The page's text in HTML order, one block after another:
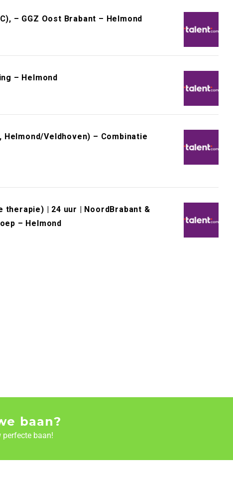
– GGZ Oost Brabant – Helmond
– Helmond
Helmond/Veldhoven) – Combinatie
| 24 uur | NoordBrabant &
– Helmond
baan?
perfecte baan!